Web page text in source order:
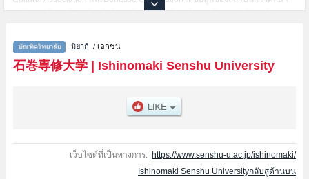
ระดับมหาวิทยาลัย・บัณฑิตวิทยาลัย・วิทยาลัยระดับอนุปริญญา・วิทยาลัย
นักศึกษาต่างชาติเช่นScience and EngineeringหรือBusiness Administration
เป็นต้น,ข้อมูลของแต่ละสาขาวิจัย,ข้อมูลการสอบคัดเลือกเข้าศึกษาเช่นจำนวนคน
ที่รับสมัครหรือจำนวนคนที่ผ่านการสอบคัดเลือกเป็นต้น,แนะนำสถานที่,การเดิน
มิยากิ / เอกชน
石巻専修大学| Ishinomaki Senshu University
เว็บไซต์ที่เป็นทางการ: https://www.senshu-u.ac.jp/ishinomaki/
Ishinomaki Senshu Universityกลับสู่ด้านบน